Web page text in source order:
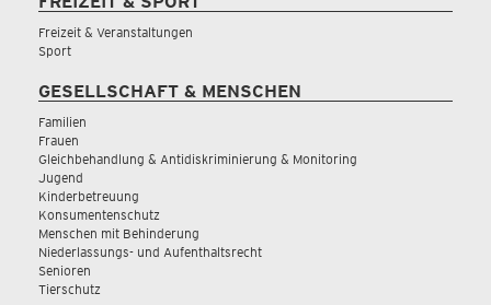
Freizeit & Veranstaltungen
Sport
GESELLSCHAFT & MENSCHEN
Familien
Frauen
Gleichbehandlung & Antidiskriminierung & Monitoring
Jugend
Kinderbetreuung
Konsumentenschutz
Menschen mit Behinderung
Niederlassungs- und Aufenthaltsrecht
Senioren
Tierschutz